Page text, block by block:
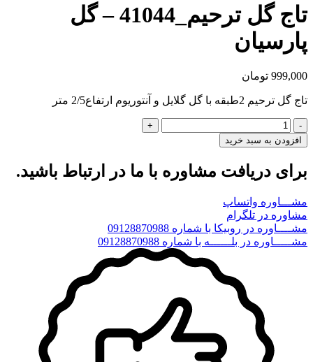
تاج گل ترحیم_41044 – گل
پارسیان
999,000 تومان
تاج گل ترحیم 2طبقه با گل گلایل و آنتوریوم ارتفاع2/5 متر
تاج
گل
ترحیم_41044
-
گل
عدد
افزودن به سبد خرید
برای دریافت مشاوره با ما در ارتباط باشید.
مشـــاوره واتساپ
مشاوره در تلگرام
مشــــاوره در روبیکا با شماره 09128870988
مشـــــاوره در بلــــــه با شماره 09128870988